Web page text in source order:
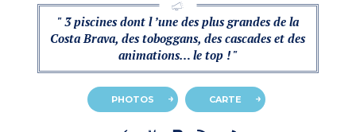
" 3 piscines dont l ’une des plus grandes de la
Costa Brava, des toboggans, des cascades et des
animations… le top ! "
PHOTOS CARTE